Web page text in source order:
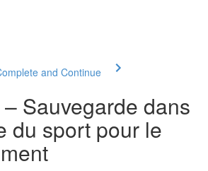
and Continue
Sauvegarde dans
du sport pour le